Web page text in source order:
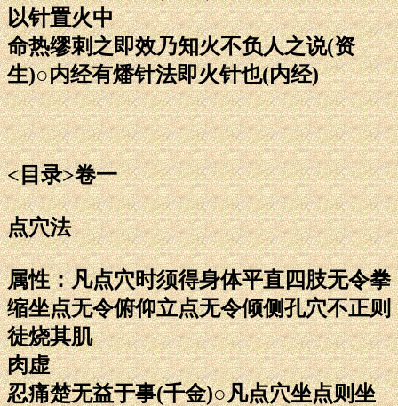
以针置火中
命热缪刺之即效乃知火不负人之说(资
生)○内经有燔针法即火针也(内经)
<目录>卷一
点穴法
属性：凡点穴时须得身体平直四肢无令拳
缩坐点无令俯仰立点无令倾侧孔穴不正则
徒烧其肌
肉虚
忍痛楚无益于事(千金)○凡点穴坐点则坐